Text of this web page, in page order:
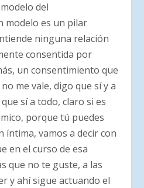
del
modelo es un pilar
ninguna relación
consentida por
un consentimiento que
me vale, digo que sí y a
sí a todo, claro si es
porque tú puedes
íntima, vamos a decir con
en el curso de esa
que no te guste, a las
y ahí sigue actuando el